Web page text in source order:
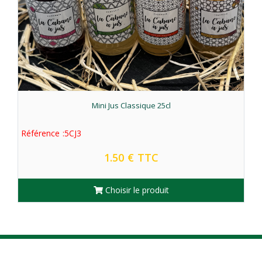
Mini Jus Classique 25cl
Référence :5CJ3
1.50 € TTC
Choisir le produit